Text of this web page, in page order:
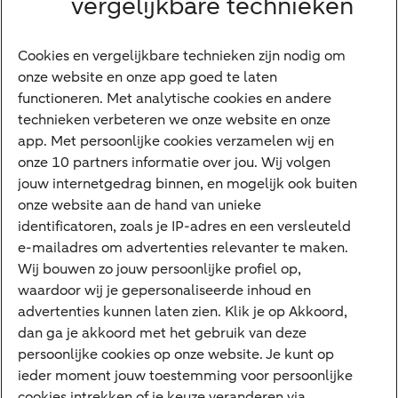
Digitale diensten
Internet Bankieren
ABN AMRO app
Tikkie
Apple Pay
Google Pay
Veilig bankieren
Meest gezocht
Hypotheek berekenen
E.dentifier
Jaaroverzicht
Cookies en vergelijkbare technieken zijn nodig om
onze website en onze app goed te laten
functioneren. Met analytische cookies en andere
technieken verbeteren we onze website en onze
app. Met persoonlijke cookies verzamelen wij en
onze 10 partners informatie over jou. Wij volgen
jouw internetgedrag binnen, en mogelijk ook buiten
onze website aan de hand van unieke
identificatoren, zoals je IP-adres en een versleuteld
e-mailadres om advertenties relevanter te maken.
Wij bouwen zo jouw persoonlijke profiel op,
waardoor wij je gepersonaliseerde inhoud en
advertenties kunnen laten zien. Klik je op Akkoord,
dan ga je akkoord met het gebruik van deze
persoonlijke cookies op onze website. Je kunt op
ieder moment jouw toestemming voor persoonlijke